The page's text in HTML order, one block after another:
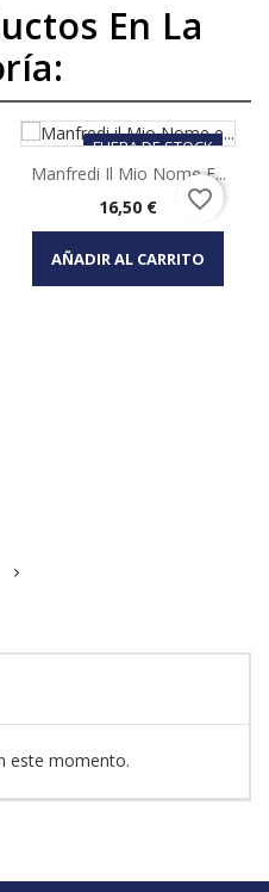
En La
FUERA DE STOCK
Manfredi Il Mio Nome E...
Precio
16,50 €
AÑADIR AL CARRITO
favorite_border
este momento.